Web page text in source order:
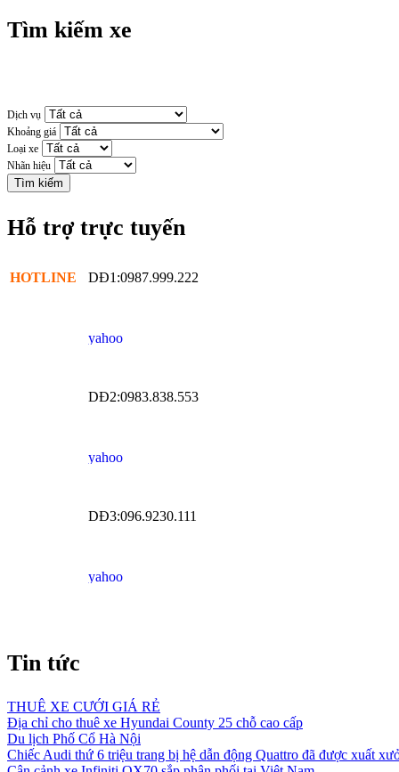
Tìm kiếm xe
Dịch vụ
Khoảng giá
Loại xe
Nhãn hiệu
Hỗ trợ trực tuyến
HOTLINE DĐ1:0987.999.222
DĐ2:0983.838.553
DĐ3:096.9230.111
Tin tức
THUÊ XE CƯỚI GIÁ RẺ
Địa chỉ cho thuê xe Hyundai County 25 chỗ cao cấp
Du lịch Phố Cổ Hà Nội
Chiếc Audi thứ 6 triệu trang bị hệ dẫn động Quattro đã được xuất